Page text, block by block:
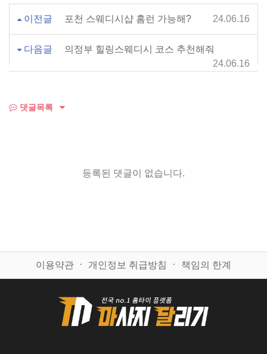
이전글 포천 스웨디시샵 홈런 가능해? 24.06.16
다음글
의정부 힐링스웨디시 코스 추천해줘
24.06.16
댓글목록
등록된 댓글이 없습니다.
이용약관 ㆍ 개인정보 취급방침 ㆍ 책임의 한계